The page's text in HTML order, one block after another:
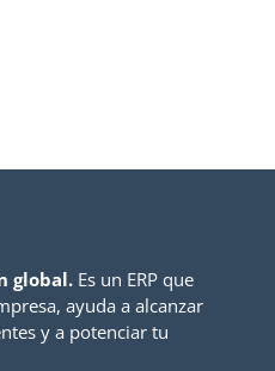
global.Es un ERP que
ayuda a alcanzar
y a potenciar tu